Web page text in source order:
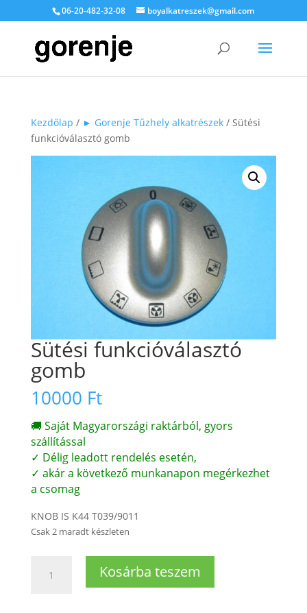
06-20-482-32-08 boyalkatreszek@gmail.com
Kezdőlap / ► Gorenje Tűzhely alkatrészek/ Sütési
funkcióválasztó gomb
Sütési funkcióválasztó
gomb
10000 Ft
🚚 Saját Magyarországi raktárból, gyors
szállítással
✓ Délig leadott rendelés esetén,
✓ akár a következő munkanapon megérkezhet
a csomag
KNOB IS K44 T039/9011
Csak 2 maradt készleten
funkcióválasztó Kosárba teszem